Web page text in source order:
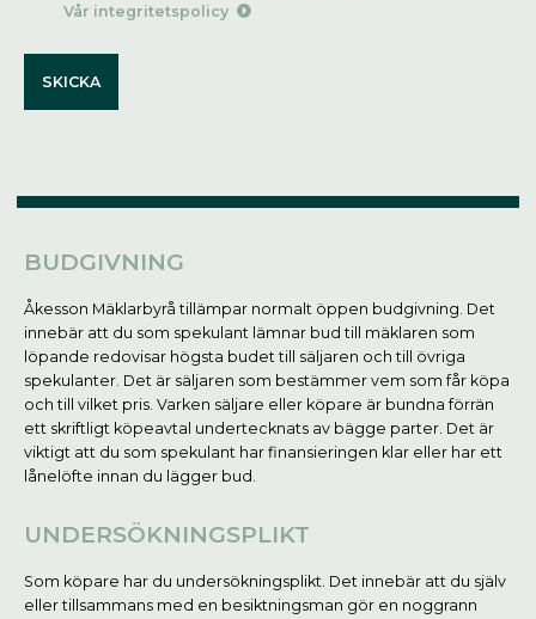
Vår integritetspolicy
BUDGIVNING
Åkesson Mäklarbyrå tillämpar normalt öppen budgivning. Det
innebär att du som spekulant lämnar bud till mäklaren som
löpande redovisar högsta budet till säljaren och till övriga
spekulanter. Det är säljaren som bestämmer vem som får köpa
och till vilket pris. Varken säljare eller köpare är bundna förrän
ett skriftligt köpeavtal undertecknats av bägge parter. Det är
viktigt att du som spekulant har finansieringen klar eller har ett
lånelöfte innan du lägger bud.
UNDERSÖKNINGSPLIKT
Som köpare har du undersökningsplikt. Det innebär att du själv
eller tillsammans med en besiktningsman gör en noggrann